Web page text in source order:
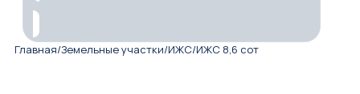
Главная/Земельные участки/ИЖС/ИЖС 8,6 сот